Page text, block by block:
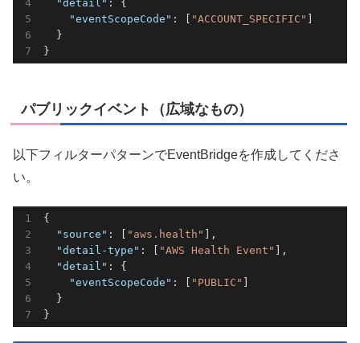
"detail" : {
"eventScopeCode" : [ "ACCOUNT_SPECIFIC"
  }
}
パブリックイベント（広域なもの）
以下フィルターパターンでEventBridgeを作成してくださ
い。
{
"source" : [ "aws.health"
],
"detail-type" : [ "AWS Health Event"
],
"detail" : {
"eventScopeCode" : [ "PUBLIC"
  }
}